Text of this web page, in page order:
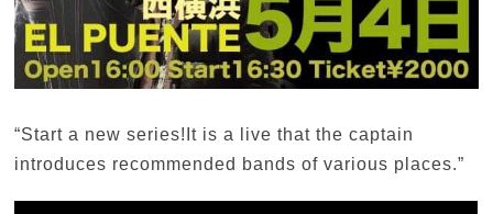
“Start a new series!It is a live that the captain
introduces recommended bands of various places.”